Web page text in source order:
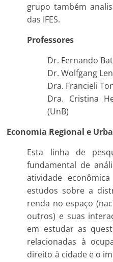
grupo também
das IFES.
Professores
Dr. Fernando
Dr. Wolfgang
Dra. Francieli
Dra. Cristina
(UnB)
Economia Regional e
Esta linha de
fundamental de
atividade
estudos sobre a
renda no espaço
outros) e suas
em estudar as
relacionadas à
direito à cidade e o